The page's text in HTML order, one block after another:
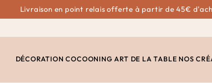
Livraison en point relais offerte à partir de 45€
DÉCORATION COCOONING ART DE LA TABLE NOS